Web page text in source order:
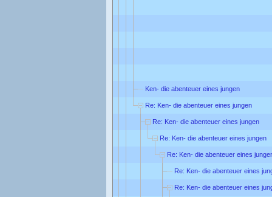
Ken- die abenteuer eines jungen
Re: Ken- die abenteuer eines jungen
Re: Ken- die abenteuer eines jungen
Re: Ken- die abenteuer eines jungen
Re: Ken- die abenteuer eines
Re: Ken- die abenteuer eines
Re: Ken- die abenteuer eines